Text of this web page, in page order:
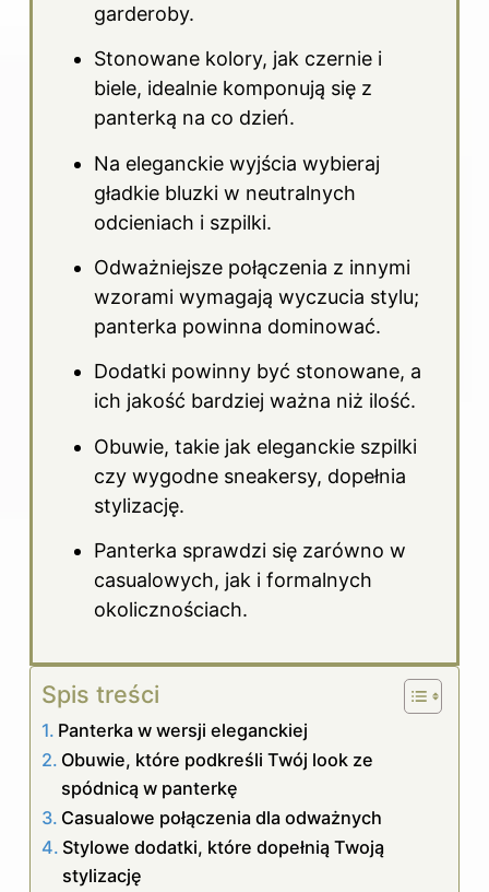
garderoby.
Stonowane kolory, jak czernie i
biele, idealnie komponują się z
panterką na co dzień.
Na eleganckie wyjścia wybieraj
gładkie bluzki w neutralnych
odcieniach i szpilki.
Odważniejsze połączenia z innymi
wzorami wymagają wyczucia stylu;
panterka powinna dominować.
Dodatki powinny być stonowane, a
ich jakość bardziej ważna niż ilość.
Obuwie, takie jak eleganckie szpilki
czy wygodne sneakersy, dopełnia
stylizację.
Panterka sprawdzi się zarówno w
casualowych, jak i formalnych
okolicznościach.
Spis treści
Panterka w wersji eleganckiej
Obuwie, które podkreśli Twój look ze
spódnicą w panterkę
Casualowe połączenia dla odważnych
Stylowe dodatki, które dopełnią Twoją
stylizację